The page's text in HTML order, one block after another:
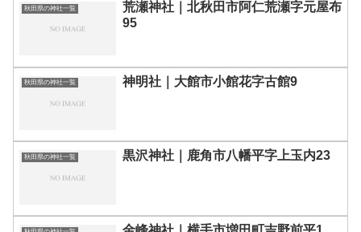
秋田県の神社一覧
荒瀬神社｜北秋田市阿仁荒瀬字元屋布
95
秋田県の神社一覧 神明社｜大館市小館花字古館9
秋田県の神社一覧 黒沢神社｜鹿角市八幡平字上玉内23